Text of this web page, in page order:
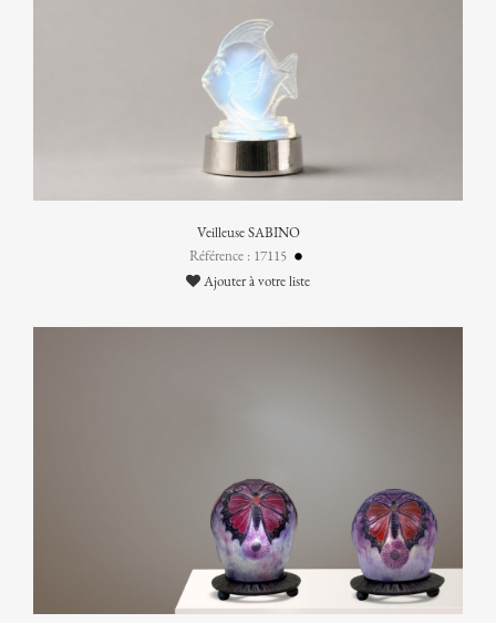
Veilleuse SABINO
Référence : 17115
Ajouter à votre liste